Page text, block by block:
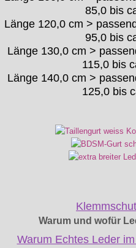
85,0 bis
Länge 120,0 cm >
95,0 bis
Länge 130,0 cm >
115,0 bis
Länge 140,0 cm >
125,0 bis
Warum und wofür
Warum Echtes Leder